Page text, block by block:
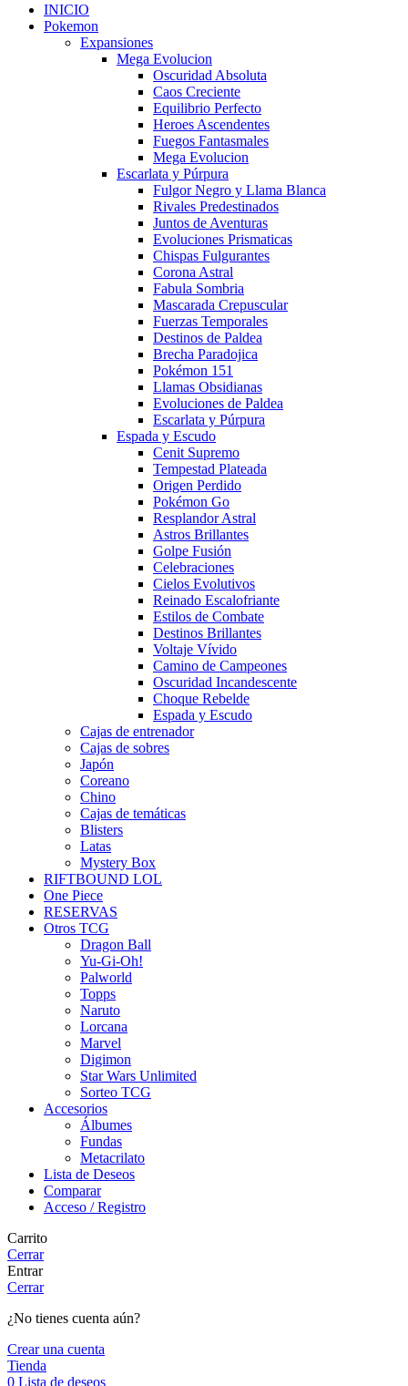
INICIO
Pokemon
Expansiones
Mega Evolucion
Oscuridad Absoluta
Caos Creciente
Equilibrio Perfecto
Heroes Ascendentes
Fuegos Fantasmales
Mega Evolucion
Escarlata y Púrpura
Fulgor Negro y Llama Blanca
Rivales Predestinados
Juntos de Aventuras
Evoluciones Prismaticas
Chispas Fulgurantes
Corona Astral
Fabula Sombria
Mascarada Crepuscular
Fuerzas Temporales
Destinos de Paldea
Brecha Paradojica
Pokémon 151
Llamas Obsidianas
Evoluciones de Paldea
Escarlata y Púrpura
Espada y Escudo
Cenit Supremo
Tempestad Plateada
Origen Perdido
Pokémon Go
Resplandor Astral
Astros Brillantes
Golpe Fusión
Celebraciones
Cielos Evolutivos
Reinado Escalofriante
Estilos de Combate
Destinos Brillantes
Voltaje Vívido
Camino de Campeones
Oscuridad Incandescente
Choque Rebelde
Espada y Escudo
Cajas de entrenador
Cajas de sobres
Japón
Coreano
Chino
Cajas de temáticas
Blisters
Latas
Mystery Box
RIFTBOUND LOL
One Piece
RESERVAS
Otros TCG
Dragon Ball
Yu-Gi-Oh!
Palworld
Topps
Naruto
Lorcana
Marvel
Digimon
Star Wars Unlimited
Sorteo TCG
Accesorios
Álbumes
Fundas
Metacrilato
Lista de Deseos
Comparar
Acceso / Registro
Carrito
Cerrar
Entrar
Cerrar
¿No tienes cuenta aún?
Crear una cuenta
Tienda
0 Lista de deseos